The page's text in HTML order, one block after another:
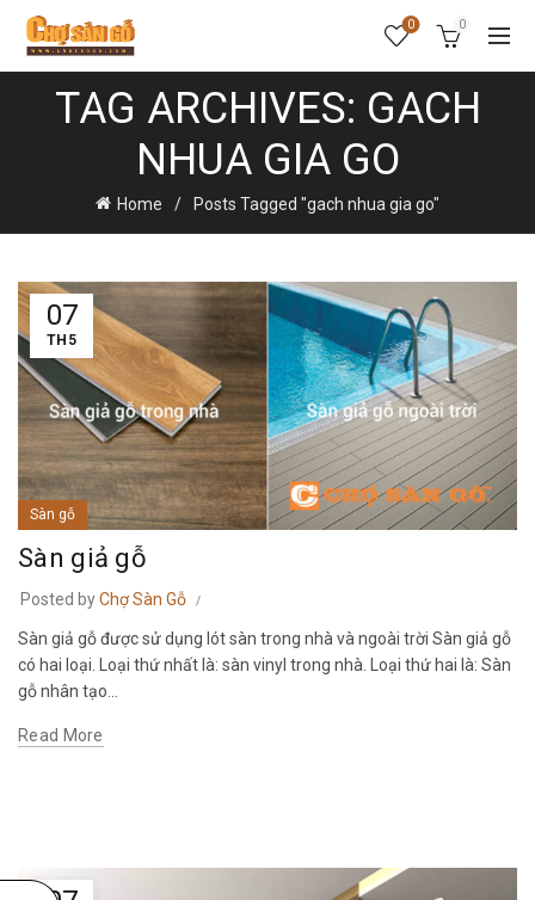
0 0
TAG ARCHIVES: GACH
NHUA GIA GO
Home Posts Tagged "gach nhua gia go"
07
TH5
Sàn gỗ
Sàn giả gỗ
Posted byChợ Sàn Gỗ
Sàn giả gỗ được sử dụng lót sàn trong nhà và ngoài trời Sàn giả gỗ
có hai loại. Loại thứ nhất là: sàn vinyl trong nhà. Loại thứ hai là: Sàn
gỗ nhân tạo...
Read More